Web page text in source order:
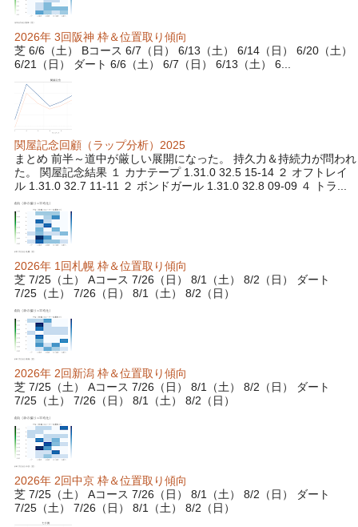
2026年 3回阪神 枠＆位置取り傾向
芝 6/6（土） Bコース 6/7（日） 6/13（土） 6/14（日） 6/20（土）
6/21（日） ダート 6/6（土） 6/7（日） 6/13（土） 6...
関屋記念回顧（ラップ分析）2025
まとめ 前半～道中が厳しい展開になった。 持久力＆持続力が問われ
た。 関屋記念結果 １ カナテープ 1.31.0 32.5 15-14 ２ オフトレイ
ル 1.31.0 32.7 11-11 ２ ボンドガール 1.31.0 32.8 09-09 ４ トラ...
2026年 1回札幌 枠＆位置取り傾向
芝 7/25（土） Aコース 7/26（日） 8/1（土） 8/2（日） ダート
7/25（土） 7/26（日） 8/1（土） 8/2（日）
2026年 2回新潟 枠＆位置取り傾向
芝 7/25（土） Aコース 7/26（日） 8/1（土） 8/2（日） ダート
7/25（土） 7/26（日） 8/1（土） 8/2（日）
2026年 2回中京 枠＆位置取り傾向
芝 7/25（土） Aコース 7/26（日） 8/1（土） 8/2（日） ダート
7/25（土） 7/26（日） 8/1（土） 8/2（日）